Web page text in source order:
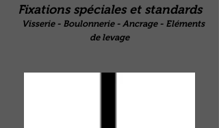
Fixations spéciales et standards
Visserie - Boulonnerie - Ancrage - Eléments
de levage